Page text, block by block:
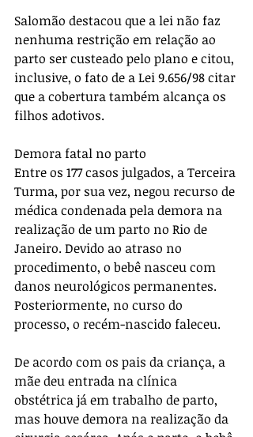
Salomão destacou que a lei não faz
nenhuma restrição em relação ao
parto ser custeado pelo plano e citou,
inclusive, o fato de a Lei 9.656/98 citar
que a cobertura também alcança os
filhos adotivos.
Demora fatal no parto
Entre os 177 casos julgados, a Terceira
Turma, por sua vez, negou recurso de
médica condenada pela demora na
realização de um parto no Rio de
Janeiro. Devido ao atraso no
procedimento, o bebê nasceu com
danos neurológicos permanentes.
Posteriormente, no curso do
processo, o recém-nascido faleceu.
De acordo com os pais da criança, a
mãe deu entrada na clínica
obstétrica já em trabalho de parto,
mas houve demora na realização da